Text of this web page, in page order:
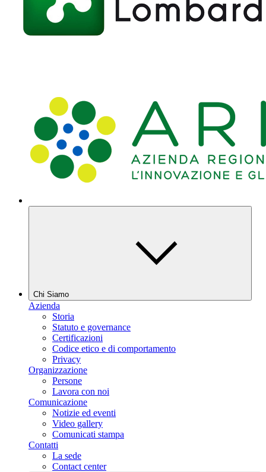
Chi Siamo
Azienda
Storia
Statuto e governance
Certificazioni
Codice etico e di comportamento
Privacy
Organizzazione
Persone
Lavora con noi
Comunicazione
Notizie ed eventi
Video gallery
Comunicati stampa
Contatti
La sede
Contact center